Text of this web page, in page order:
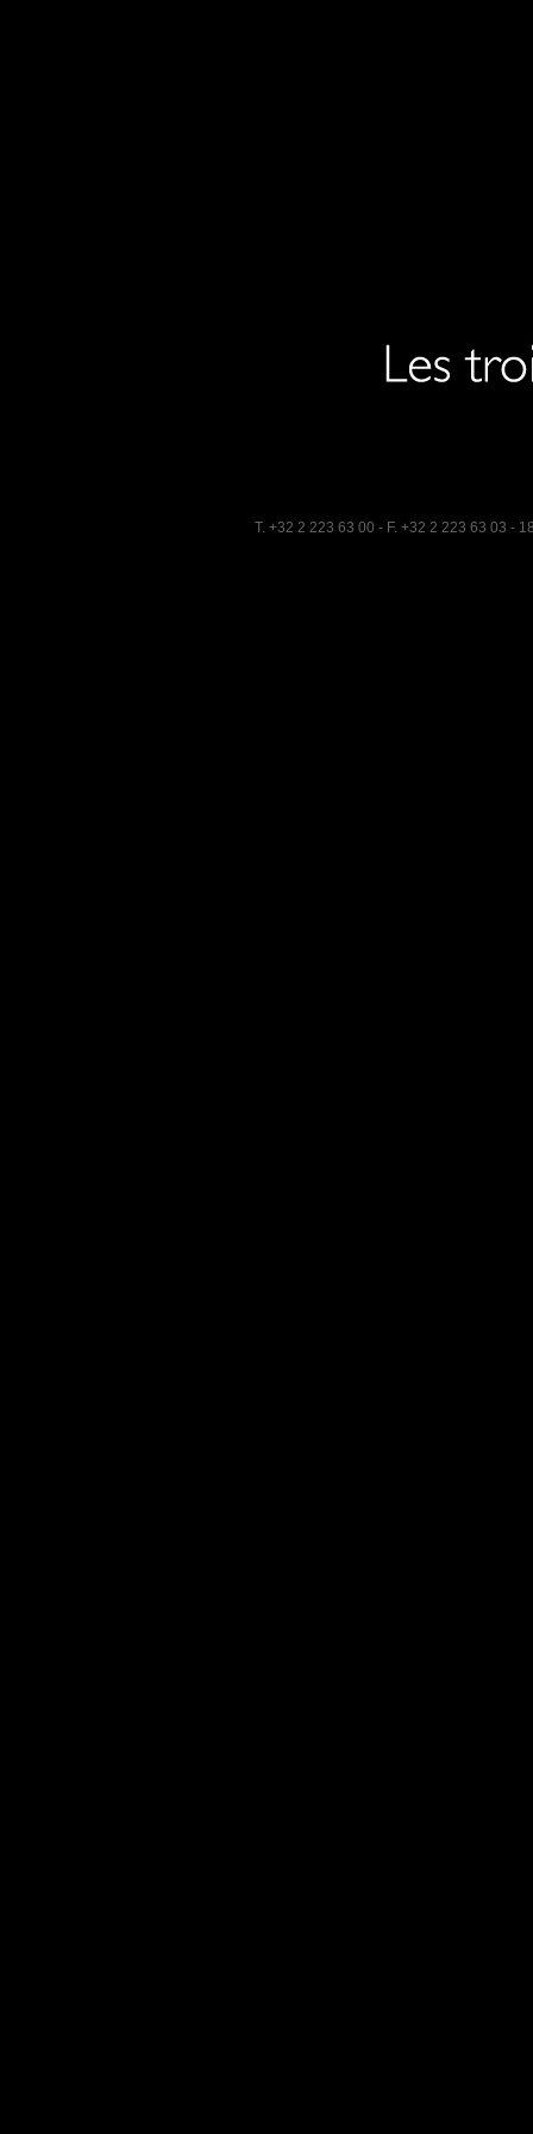
T. +32 2 223 63 00 - F. +32 2 223 63 03 -